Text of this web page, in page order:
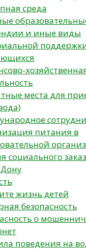
среда
и иные виды
места для
питания в
социального
жизнь детей
безопасность
о
поведения на